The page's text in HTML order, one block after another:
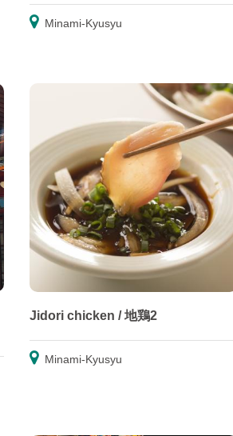
Minami-Kyusyu
Jidori chicken / 地鶏2
Minami-Kyusyu